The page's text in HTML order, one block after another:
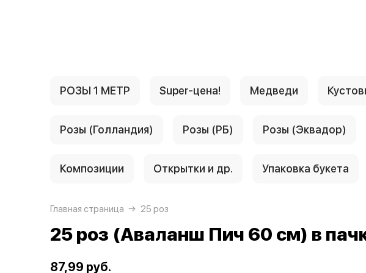
РОЗЫ 1 МЕТР Super-цена! Медведи
Розы (Голландия) Розы (РБ) Розы (Эквадор)
Композиции Открытки и др. Упаковка букета
Главная страница 25 роз
25 роз (Аваланш Пич 60 см) в
87,99 руб.